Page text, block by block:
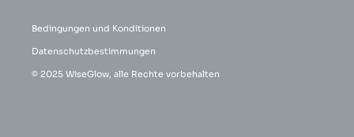
Bedingungen und Konditionen
Datenschutzbestimmungen
© 2025 WiseGlow, alle Rechte vorbehalten